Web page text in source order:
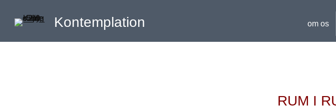
Kontemplation om os
RUM I